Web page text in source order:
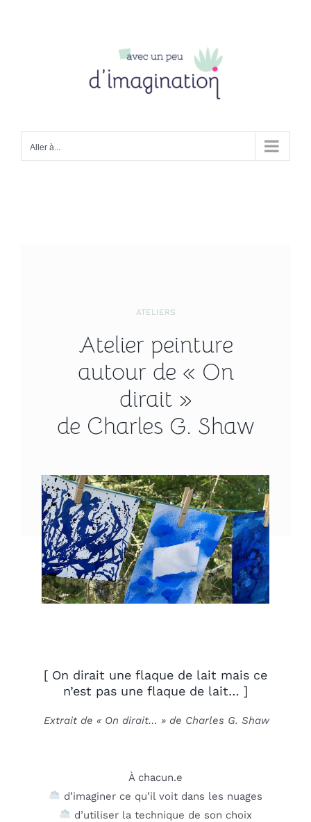
Aller à...
ATELIERS
Atelier peinture
autour de « On
dirait »
de Charles G. Shaw
[ On dirait une flaque de lait mais ce
n’est pas une flaque de lait… ]
Extrait de « On dirait… » de Charles G. Shaw
À chacun.e
d’imaginer ce qu’il voit dans les nuages
d’utiliser la technique de son choix